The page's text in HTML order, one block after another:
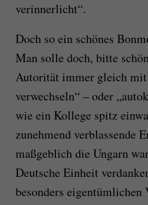
verinnerlicht“.
Doch so ein schönes
Man solle doch, bitte
Autorität immer gleich
verwechseln“ – oder
wie ein Kollege spitz
zunehmend verblassende
maßgeblich die Ungarn
Deutsche Einheit
besonders eigentümlichen